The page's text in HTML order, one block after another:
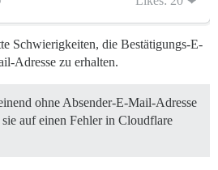
Schwierigkeiten, die Bestätigungs-E-
Adresse zu erhalten.
ohne Absender-E-Mail-Adresse
auf einen Fehler in Cloudflare